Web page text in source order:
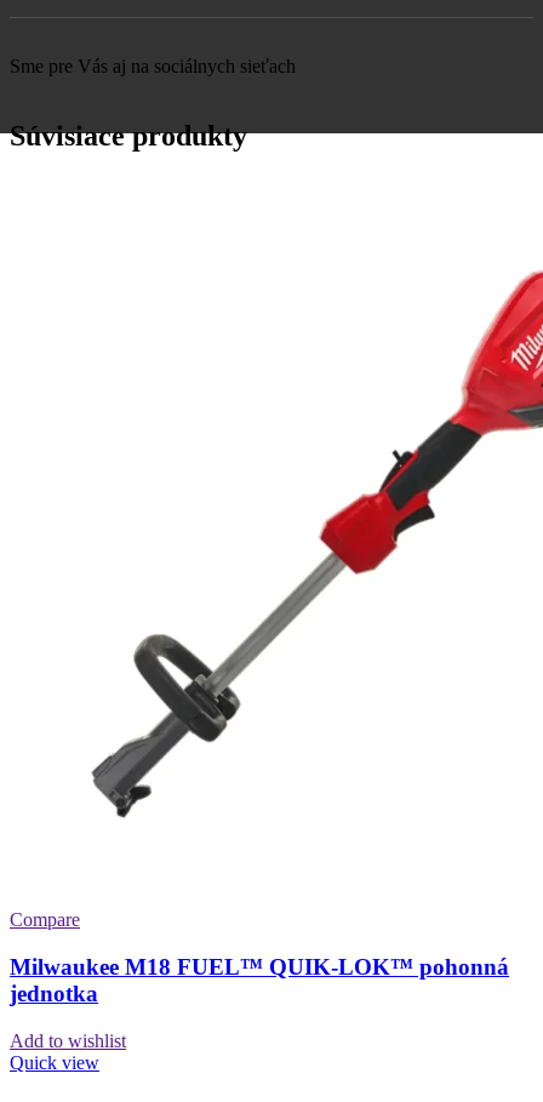
Sme pre Vás aj na sociálnych sieťach
Súvisiace produkty
Compare
Milwaukee M18 FUEL™ QUIK-LOK™ pohonná
jednotka
Add to wishlist
Quick view